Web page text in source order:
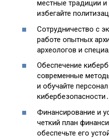
местные традиции и
избегайте
Сотрудничество с
работе опытных
археологов и
Обеспечение
современные
и обучайте
кибербезопасности․
Финансирование и
четкий план
обеспечьте его